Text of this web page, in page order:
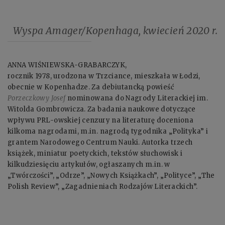
Wyspa Amager/Kopenhaga, kwiecień 2020 r.
ANNA WIŚNIEWSKA-GRABARCZYK,
rocznik 1978, urodzona w Trzciance, mieszkała w Łodzi,
obecnie w Kopenhadze. Za debiutancką powieść
Porzeczkowy Josefnominowana do Nagrody Literackiej im.
Witolda Gombrowicza. Za badania naukowe dotyczące
wpływu PRL-owskiej cenzury na literaturę doceniona
kilkoma nagrodami, m.in. nagrodą tygodnika „Polityka” i
grantem Narodowego Centrum Nauki. Autorka trzech
książek, miniatur poetyckich, tekstów słuchowisk i
kilkudziesięciu artykułów, ogłaszanych m.in. w
„Twórczości”, „Odrze”, „Nowych Książkach”, „Polityce”, „The
Polish Review”, „Zagadnieniach Rodzajów Literackich”.